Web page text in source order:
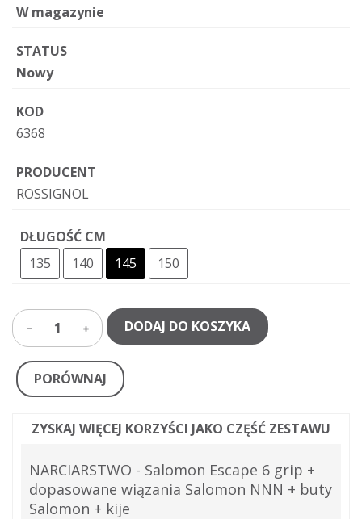
W magazynie
STATUS
Nowy
KOD
6368
PRODUCENT
ROSSIGNOL
DŁUGOŚĆ CM
135
140 145 150
1 DODAJ DO KOSZYKA
PORÓWNAJ
ZYSKAJ WIĘCEJ KORZYŚCI JAKO CZĘŚĆ ZESTAWU
NARCIARSTWO - Salomon Escape 6 grip +
dopasowane wiązania Salomon NNN + buty
Salomon + kije